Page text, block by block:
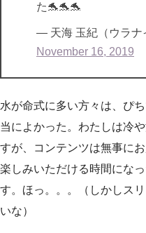
た🐬🐬🐬
— 天海 玉紀（ウラナ
November 16, 2019
水が命式に多い方々は、ぴ
当によかった。わたしは冷
すが、コンテンツは無事に
楽しみいただける時間にな
す。ほっ。。。（しかしス
いな）